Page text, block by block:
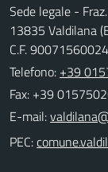
Sede legale -
13835 Valdilana
C.F.
Telefono: +39
Fax: +39
E-mail:
PEC: